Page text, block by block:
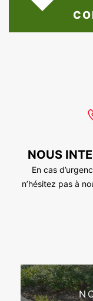
NOUS
En cas
n’hésitez pas à